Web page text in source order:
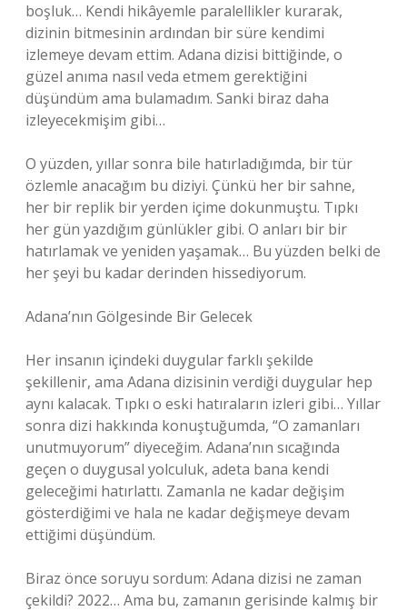
boşluk… Kendi hikâyemle paralellikler kurarak,
dizinin bitmesinin ardından bir süre kendimi
izlemeye devam ettim. Adana dizisi bittiğinde, o
güzel anıma nasıl veda etmem gerektiğini
düşündüm ama bulamadım. Sanki biraz daha
izleyecekmişim gibi…
O yüzden, yıllar sonra bile hatırladığımda, bir tür
özlemle anacağım bu diziyi. Çünkü her bir sahne,
her bir replik bir yerden içime dokunmuştu. Tıpkı
her gün yazdığım günlükler gibi. O anları bir bir
hatırlamak ve yeniden yaşamak… Bu yüzden belki de
her şeyi bu kadar derinden hissediyorum.
Adana’nın Gölgesinde Bir Gelecek
Her insanın içindeki duygular farklı şekilde
şekillenir, ama Adana dizisinin verdiği duygular hep
aynı kalacak. Tıpkı o eski hatıraların izleri gibi… Yıllar
sonra dizi hakkında konuştuğumda, “O zamanları
unutmuyorum” diyeceğim. Adana’nın sıcağında
geçen o duygusal yolculuk, adeta bana kendi
geleceğimi hatırlattı. Zamanla ne kadar değişim
gösterdiğimi ve hala ne kadar değişmeye devam
ettiğimi düşündüm.
Biraz önce soruyu sordum: Adana dizisi ne zaman
çekildi? 2022… Ama bu, zamanın gerisinde kalmış bir